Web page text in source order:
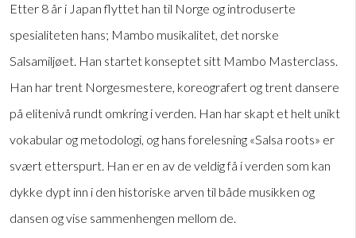
Etter 8 år i Japan flyttet han til Norge og introduserte
spesialiteten hans; Mambo musikalitet, det norske
Salsamiljøet. Han startet konseptet sitt Mambo Masterclass.
Han har trent Norgesmestere, koreografert og trent dansere
på elitenivå rundt omkring i verden. Han har skapt et helt unikt
vokabular og metodologi, og hans forelesning «Salsa roots» er
svært etterspurt. Han er en av de veldig få i verden som kan
dykke dypt inn i den historiske arven til både musikken og
dansen og vise sammenhengen mellom de.